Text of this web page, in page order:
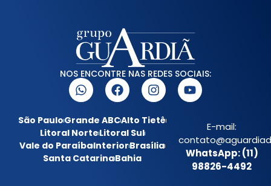
NOS ENCONTRE NAS REDES SOCIAIS:
São PauloGrande ABCAlto Tietê
Litoral NorteLitoral Sul
Vale do ParaíbaInteriorBrasília
Santa CatarinaBahia
E-mail:
WhatsApp: (11)
98826-4492